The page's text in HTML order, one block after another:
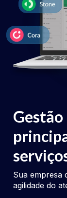
Sua empresa
agilidade do